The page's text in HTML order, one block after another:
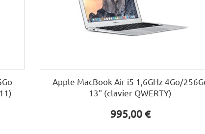
Apple MacBook Air i5 1,6GHz 4Go/
13" (clavier QWERTY)
995,00 €